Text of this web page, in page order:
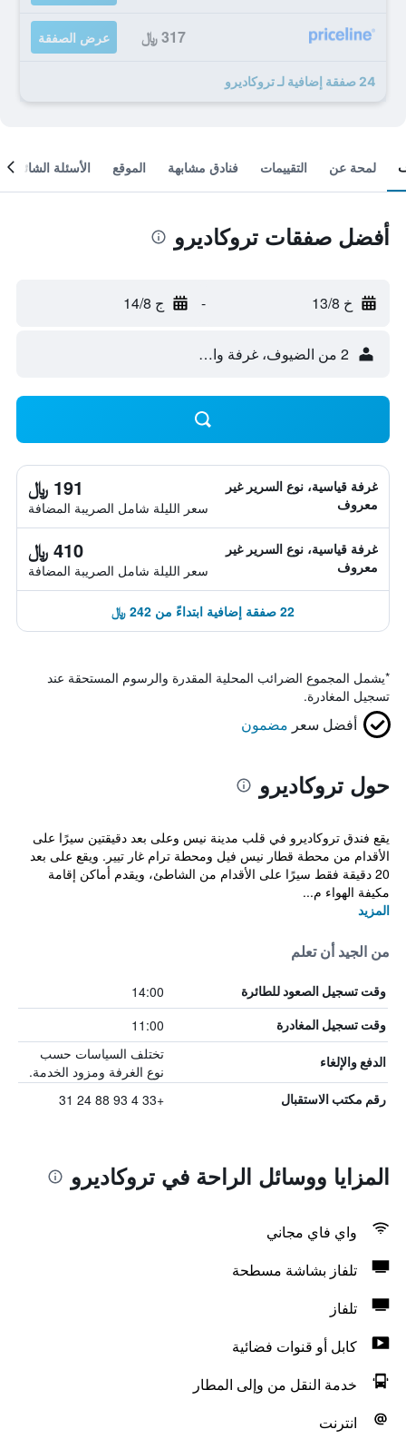
317 ﷼ عرض الصفقة
24 صفقة إضافية لـ تروكاديرو
لمحة عن التقييمات فنادق مشابهة الموقع الأسئلة الشائعة
أفضل صفقات تروكاديرو
خ 13/8 - ج 14/8
2 من الضيوف، غرفة واحدة
غرفة قياسية، نوع السرير غير
معروف
191 ﷼
سعر الليلة شامل الصريبة المضافة
غرفة قياسية، نوع السرير غير
معروف
410 ﷼
سعر الليلة شامل الصريبة المضافة
22 صفقة إضافية ابتداءً من 242 ﷼
*يشمل المجموع الضرائب المحلية المقدرة والرسوم المستحقة عند
تسجيل المغادرة.
أفضل سعر مضمون
حول تروكاديرو
يقع فندق تروكاديرو في قلب مدينة نيس وعلى بعد دقيقتين سيرًا على
الأقدام من محطة قطار نيس فيل ومحطة ترام غار تيير. ويقع على بعد
20 دقيقة فقط سيرًا على الأقدام من الشاطئ، ويقدم أماكن إقامة
مكيفة الهواء م...
المزيد
من الجيد أن تعلم
وقت تسجيل الصعود للطائرة 14:00
وقت تسجيل المغادرة 11:00
الدفع والإلغاء
تختلف السياسات حسب
نوع الغرفة ومزود الخدمة.
رقم مكتب الاستقبال +33 4 93 88 24 31
المزايا ووسائل الراحة في تروكاديرو
واي فاي مجاني
تلفاز بشاشة مسطحة
تلفاز
كابل أو قنوات فضائية
خدمة النقل من وإلى المطار
انترنت